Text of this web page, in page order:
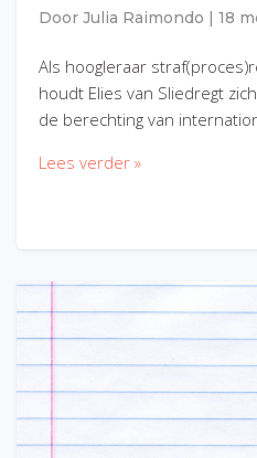
Door Julia Raimondo 18
Als hoogleraar
houdt Elies van Sliedregt
de berechting van
Lees verder »